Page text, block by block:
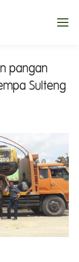
pangan
Sulteng